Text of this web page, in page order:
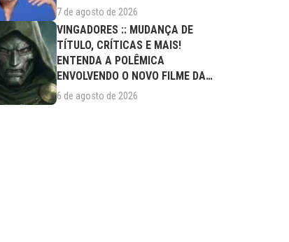
NESTA SEXTA (07/08)
7 de agosto de 2026
VINGADORES :: MUDANÇA DE
TÍTULO, CRÍTICAS E MAIS!
ENTENDA A POLÊMICA
ENVOLVENDO O NOVO FILME DA
MARVEL
6 de agosto de 2026